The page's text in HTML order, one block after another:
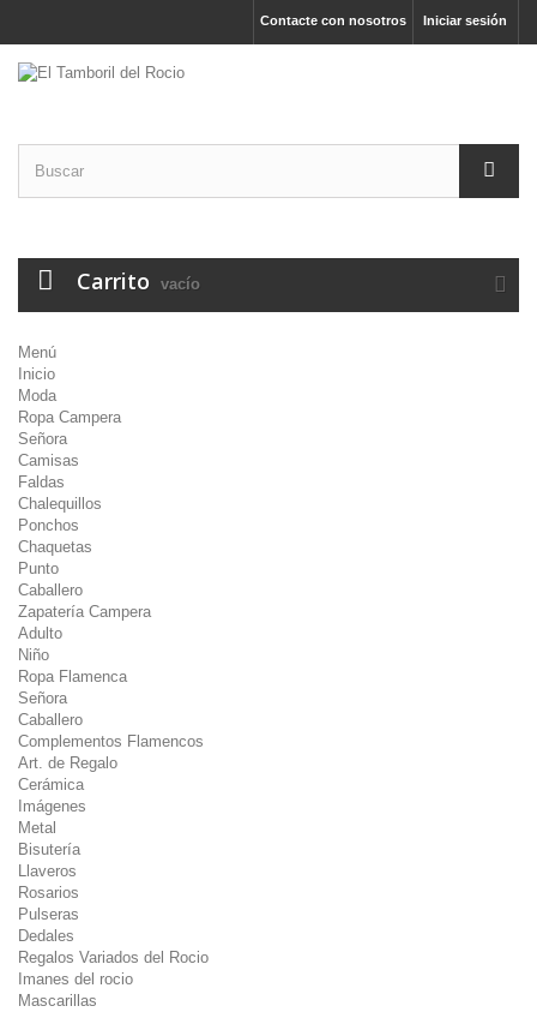
Iniciar sesión
Contacte con nosotros
Carrito vacío
Menú
Inicio
Moda
Ropa Campera
Señora
Camisas
Faldas
Chalequillos
Ponchos
Chaquetas
Punto
Caballero
Zapatería Campera
Adulto
Niño
Ropa Flamenca
Señora
Caballero
Complementos Flamencos
Art. de Regalo
Cerámica
Imágenes
Metal
Bisutería
Llaveros
Rosarios
Pulseras
Dedales
Regalos Variados del Rocio
Imanes del rocio
Mascarillas